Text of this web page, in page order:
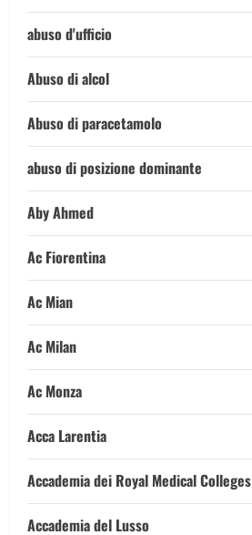
abuso d'ufficio
Abuso di alcol
Abuso di paracetamolo
abuso di posizione dominante
Aby Ahmed
Ac Fiorentina
Ac Mian
Ac Milan
Ac Monza
Acca Larentia
Accademia dei Royal Medical Colleges
Accademia del Lusso